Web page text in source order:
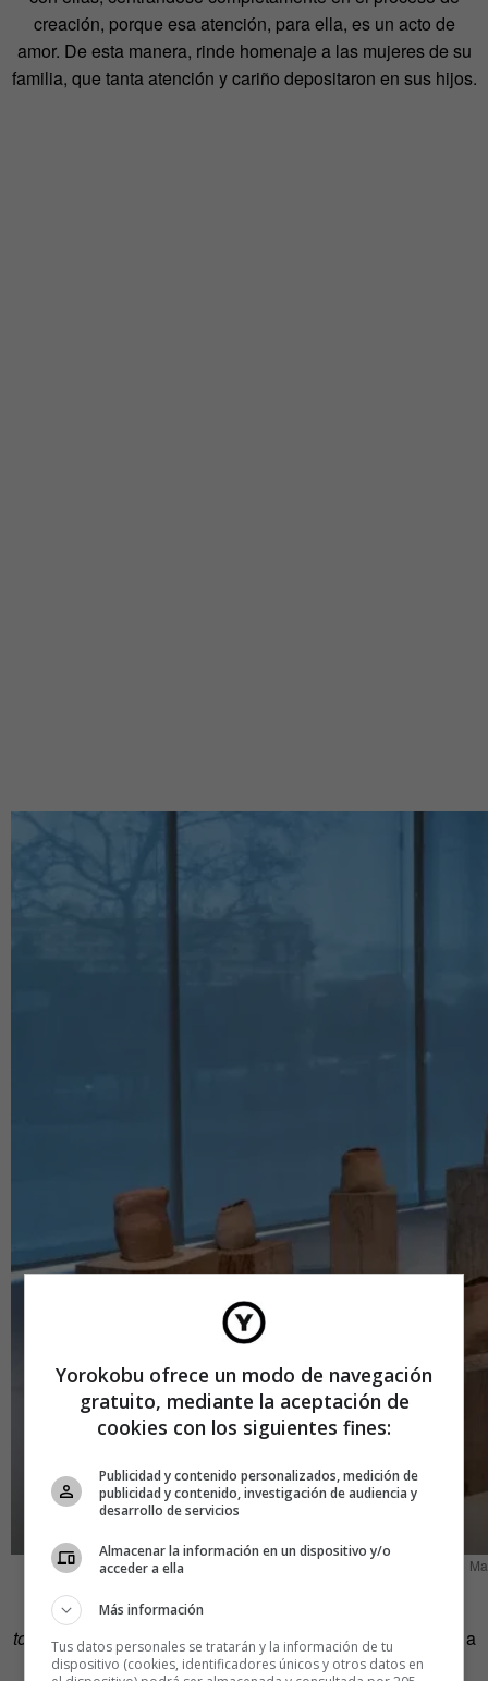
creación, porque esa atención, para ella, es un acto de
amor. De esta manera, rinde homenaje a las mujeres de su
familia, que tanta atención y cariño depositaron en sus hijos.
De tormentas, flores y barro habla la pieza
tormentadeSarah Viguer Cebriá. Esta artista que trabaja a
caballo entre Marsella y Valencia se considera escultora
Yorokobu ofrece un modo de navegación
gratuito, mediante la aceptación de
cookies con los siguientes fines:
Publicidad y contenido personalizados, medición de
publicidad y contenido, investigación de audiencia y
desarrollo de servicios
Almacenar la información en un dispositivo y/o
acceder a ella
Más información
Tus datos personales se tratarán y la información de tu
dispositivo (cookies, identificadores únicos y otros datos en